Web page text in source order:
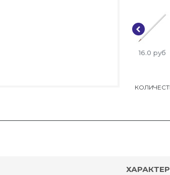
16.0 руб